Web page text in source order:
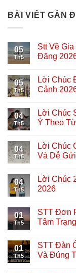
BÀI VIẾT GẦN
05
Th5
Stt Về
Đăng
05
Th5
Lời Chúc
Cảnh
04
Th5
Lời Chúc
Ý Theo
04
Th5
Lời Chúc
Và Dễ
04
Th5
Lời Chúc
2026
01
Th5
STT Đơn
Tâm
01
Th5
STT Đàn
Và Đúng